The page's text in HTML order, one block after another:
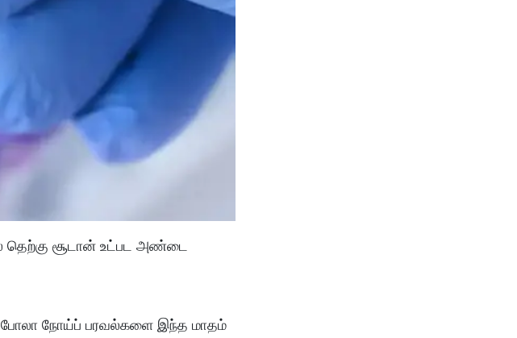
தெற்கு சூடான் உட்பட அண்டை
எபோலா நோய்ப் பரவல்களை இந்த மாதம்